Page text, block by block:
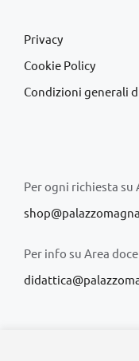
Privacy
Cookie Policy
Condizioni generali
Per ogni richiesta su
Per info su Area